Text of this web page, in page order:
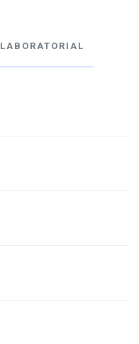
LABORATORIAL